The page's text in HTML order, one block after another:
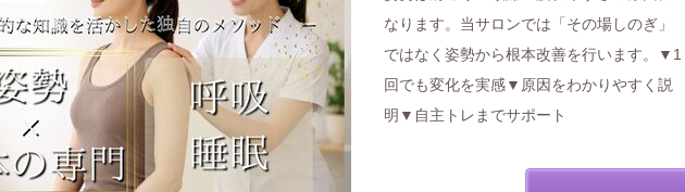
なります。当サロンでは「その場しのぎ」
ではなく姿勢から根本改善を行います。▼1
回でも変化を実感▼原因をわかりやすく説
明▼自主トレまでサポート